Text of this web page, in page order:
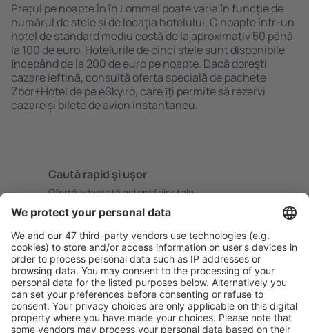
Prețul pe noapte în în Lommel poate varia în funcție de
numărul de stele și de locaţia hotelului. O noapte într-un
hotel de standard mediu costă de la aproximativ 50 până
la 100 de euro. Hotelurile de cinci stele sunt disponibile
ȋncepând de la 200 de euro pe noapte. Dacă doreşti
cazare ieftină, consultă oferta specială de pachete
Zbor+Hotel de pe eSky.ro, care ȋţi permite să rezervi
cazare și bilete de avion instantaneu.
Caută rapid şi uşor
Ofertă adaptată aşteptărilor tale.
Planifică ȋn siguranţă
Rezervare fără griji cu opțiune gratuită de anulare.
Economiseşte mai mult
Prețuri atractive și oferte speciale pentru utilizatorii
conectați.